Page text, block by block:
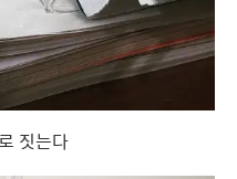
짓는다